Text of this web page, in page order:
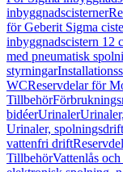
inbyggnadscisterner
för Geberit Sigma
inbyggnadscistern 12
med pneumatisk
styrningar
WCReservdelar för
Tillbehör
bidéerUrinaler
Urinaler,
vattenfri drift
TillbehörVattenlås